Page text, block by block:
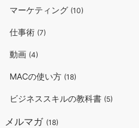
マーケティング (10)
仕事術 (7)
動画 (4)
MACの使い方 (18)
ビジネススキルの教科書 (5)
メルマガ (18)